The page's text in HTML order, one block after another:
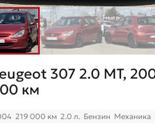
307 2.0 МT,
км
219 000 км 2.0 л. Бензин Механика